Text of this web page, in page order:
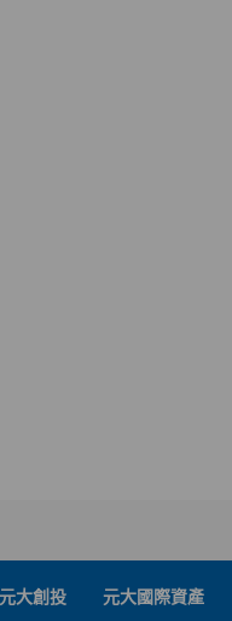
元大創投 元大國際資產